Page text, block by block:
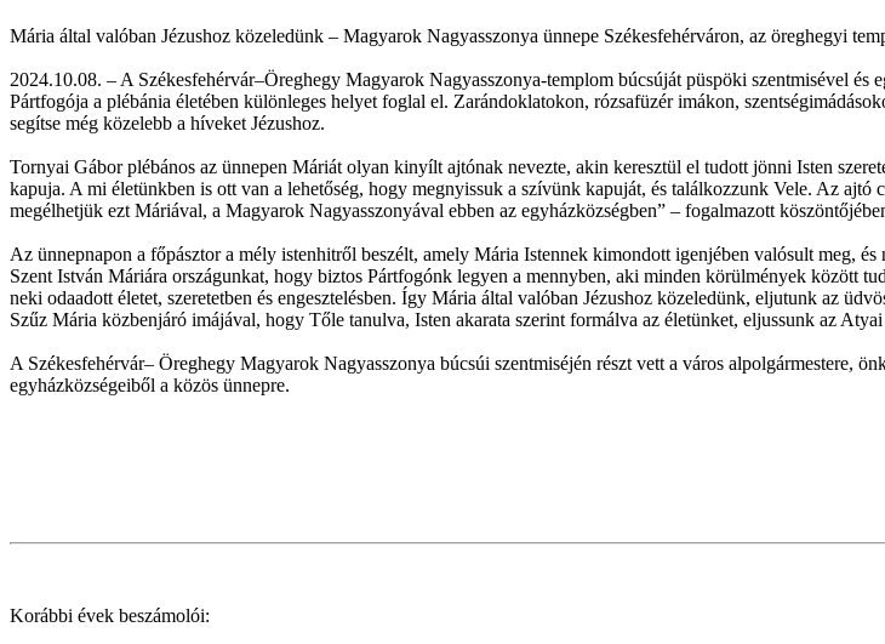
Mária által valóban Jézushoz közeledünk – Magyarok Nagyasszonya ünnepe Székesfehérváron, az öreghegyi
2024.10.08. – A Székesfehérvár–Öreghegy Magyarok Nagyasszonya-templom búcsúját püspöki szentmisével
Pártfogója a plébánia életében különleges helyet foglal el. Zarándoklatokon, rózsafüzér imákon,
segítse még közelebb a híveket Jézushoz.
Tornyai Gábor plébános az ünnepen Máriát olyan kinyílt ajtónak nevezte, akin keresztül el tudott jönni Isten
kapuja. A mi életünkben is ott van a lehetőség, hogy megnyissuk a szívünk kapuját, és találkozzunk Vele. Az
megélhetjük ezt Máriával, a Magyarok Nagyasszonyával ebben az egyházközségben” – fogalmazott
Az ünnepnapon a főpásztor a mély istenhitről beszélt, amely Mária Istennek kimondott igenjében valósult meg,
Szent István Máriára országunkat, hogy biztos Pártfogónk legyen a mennyben, aki minden körülmények között
neki odaadott életet, szeretetben és engesztelésben. Így Mária által valóban Jézushoz közeledünk, eljutunk az
Szűz Mária közbenjáró imájával, hogy Tőle tanulva, Isten akarata szerint formálva az életünket, eljussunk az
A Székesfehérvár– Öreghegy Magyarok Nagyasszonya búcsúi szentmiséjén részt vett a város alpolgármestere,
egyházközségeiből a közös ünnepre.
Korábbi évek beszámolói: